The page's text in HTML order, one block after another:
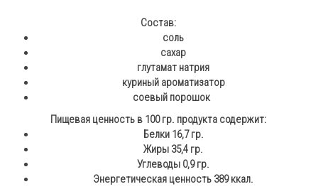
Состав:
соль
сахар
глутамат натрия
куриный ароматизатор
соевый порошок
Пищевая ценность в 100 гр. продукта содержит:
Белки 16,7 гр.
Жиры 35,4 гр.
Углеводы 0,9 гр.
Энергетическая ценность 389 ккал.